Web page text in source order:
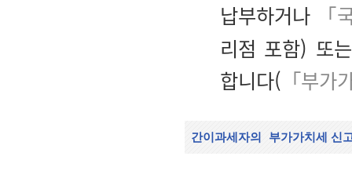
납부하거나
「
리점 포함) 또
합니다( 「부
간이과세자의 부가가치세 신